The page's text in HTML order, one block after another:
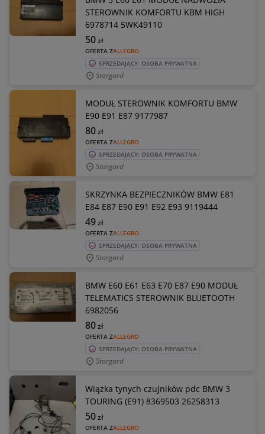
STEROWNIK KOMFORTU KBM HIGH
6978714 5WK49110
OFERTA ZALLEGRO
50zł
SPRZEDAJĄCY: OSOBA PRYWATNA
Stargard
MODUŁ STEROWNIK KOMFORTU BMW
E90 E91 E87 9177987
OFERTA ZALLEGRO
80zł
SPRZEDAJĄCY: OSOBA PRYWATNA
Stargard
SKRZYNKA BEZPIECZNIKÓW BMW E81
E84 E87 E90 E91 E92 E93 9119444
OFERTA ZALLEGRO
49zł
SPRZEDAJĄCY: OSOBA PRYWATNA
Stargard
BMW E60 E61 E63 E70 E87 E90 MODUŁ
TELEMATICS STEROWNIK BLUETOOTH
6982056
OFERTA ZALLEGRO
80zł
SPRZEDAJĄCY: OSOBA PRYWATNA
Stargard
Wiązka tynych czujników pdc BMW 3
TOURING (E91) 8369503 26258313
OFERTA ZALLEGRO
50zł